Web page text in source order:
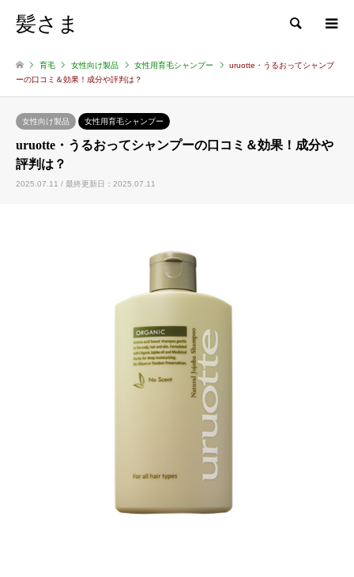
髪さま 検索
育毛 女性向け製品 女性用育毛シャンプー
uruotte・うるおってシャンプ
ーの口コミ＆効果！成分や評判は？
女性向け製品 女性用育毛シャンプー
uruotte・うるおってシャンプーの口コミ＆効果！成分や
評判は？
2025.07.11 / 最終更新日：2025.07.11